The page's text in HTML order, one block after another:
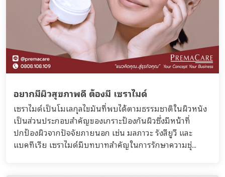
อยากมีผิวสุขภาพดี ต้องมี เซราไมด์
เซราไมด์เป็นโมเลกุลไขมันที่พบได้ตามธรรมชาติในผิวหนัง
เป็นส่วนประกอบสำคัญของเกราะป้องกันผิวซึ่งมีหน้าที่
ปกป้องผิวจากปัจจัยภายนอก เช่น มลภาวะ รังสียูวี และ
แบคทีเรีย เซราไมด์มีบทบาทสำคัญในการรักษาความชุ่...